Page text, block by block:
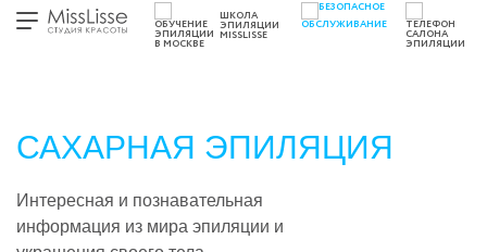
ШКОЛА
ЭПИЛЯЦИИ
MISSLISSE
САХАРНАЯ ЭПИЛЯЦИЯ
Интересная и познавательная
информация из мира эпиляции и